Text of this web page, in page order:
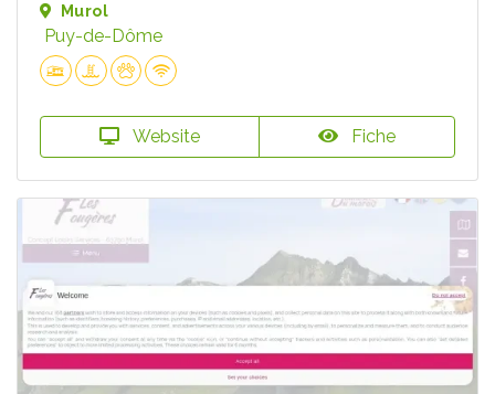
Murol
Puy-de-Dôme
Website Fiche